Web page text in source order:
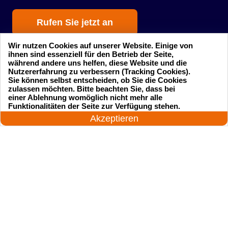
Rufen Sie jetzt an
Startseite Einsatzgebiete
Preise
24 Stunden am Tag
Akzeptieren
Wir nutzen Cookies auf unserer Website. Einige von
ihnen sind essenziell für den Betrieb der Seite,
während andere uns helfen, diese Website und die
Nutzererfahrung zu verbessern (Tracking Cookies).
Sie können selbst entscheiden, ob Sie die Cookies
zulassen möchten. Bitte beachten Sie, dass bei
einer Ablehnung womöglich nicht mehr alle
Funktionalitäten der Seite zur Verfügung stehen.